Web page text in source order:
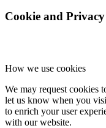
Cookie and
How we use cookies
We may request cookies
let us know when you
to enrich your user
with our website.